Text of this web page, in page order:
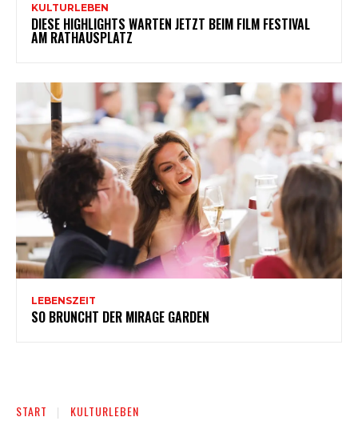
KULTURLEBEN
DIESE HIGHLIGHTS WARTEN JETZT BEIM FILM FESTIVAL
AM RATHAUSPLATZ
LEBENSZEIT
SO BRUNCHT DER MIRAGE GARDEN